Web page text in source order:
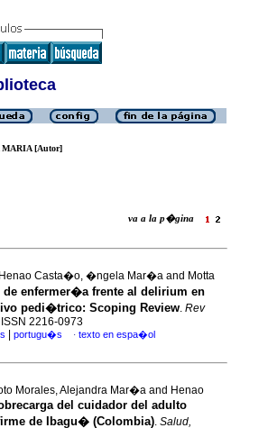
MARIA [Autor]
va a la p�gina
Casta�o, �ngela Mar�a and Motta
de enfermer�a frente al delirium en
pedi�trico: Scoping Review. Rev
2216-0973
portugu�s · texto en espa�ol
Morales, Alejandra Mar�a and Henao
del cuidador del adulto
de Ibagu� (Colombia). Salud,